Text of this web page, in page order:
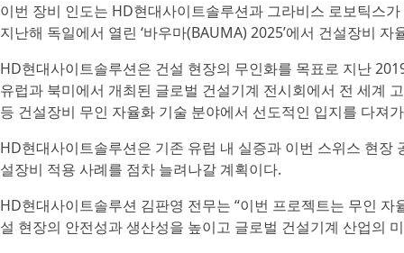
이번 장비 인도는 HD현대사이트솔루션과 그라비스 로보틱스
지난해 독일에서 열린 ‘바우마(BAUMA) 2025’에서 건설장비
HD현대사이트솔루션은 건설 현장의 무인화를 목표로 지난
유럽과 북미에서 개최된 글로벌 건설기계 전시회에서 전 세계
등 건설장비 무인 자율화 기술 분야에서 선도적인 입지를 다져
HD현대사이트솔루션은 기존 유럽 내 실증과 이번 스위스 현
설장비 적용 사례를 점차 늘려나갈 계획이다.
HD현대사이트솔루션 김판영 전무는 “이번 프로젝트는 무인
설 현장의 안전성과 생산성을 높이고 글로벌 건설기계 산업의